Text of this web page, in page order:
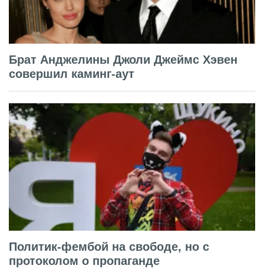
Брат Анджелины Джоли Джеймс Хэвен
совершил каминг-аут
Политик-фембой на свободе, но с
протоколом о пропаганде